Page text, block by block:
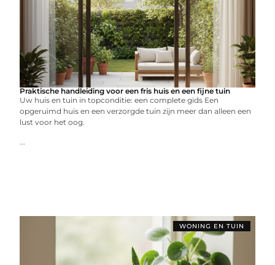
Praktische handleiding voor een fris huis en een fijne tuin
Uw huis en tuin in topconditie: een complete gids Een
opgeruimd huis en een verzorgde tuin zijn meer dan alleen een
lust voor het oog.
...
WONING EN TUIN